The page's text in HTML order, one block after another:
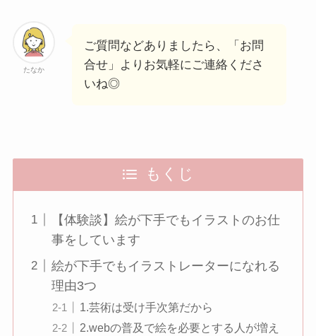
たなか
ご質問などありましたら、「お問
合せ」よりお気軽にご連絡くださ
いね◎
もくじ
【体験談】絵が下手でもイラストのお仕
事をしています
絵が下手でもイラストレーターになれる
理由3つ
1.芸術は受け手次第だから
2.webの普及で絵を必要とする人が増え